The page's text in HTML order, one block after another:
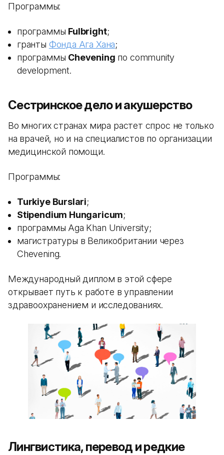
Программы:
программы Fulbright;
гранты Фонда Ага Хана;
программы Chevening по community
development.
Сестринское дело и акушерство
Во многих странах мира растет спрос не только
на врачей, но и на специалистов по организации
медицинской помощи.
Программы:
Turkiye Burslari;
Stipendium Hungaricum;
программы Aga Khan University;
магистратуры в Великобритании через
Chevening.
Международный диплом в этой сфере
открывает путь к работе в управлении
здравоохранением и исследованиях.
Лингвистика, перевод и редкие